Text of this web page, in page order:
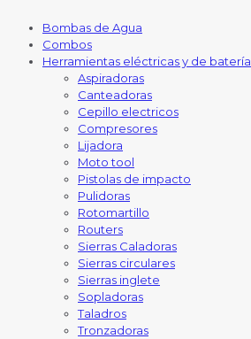
Bombas de Agua
Combos
Herramientas eléctricas y de batería
Aspiradoras
Canteadoras
Cepillo electricos
Compresores
Lijadora
Moto tool
Pistolas de impacto
Pulidoras
Rotomartillo
Routers
Sierras Caladoras
Sierras circulares
Sierras inglete
Sopladoras
Taladros
Tronzadoras